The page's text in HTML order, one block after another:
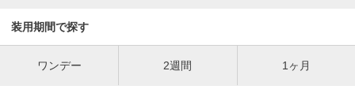
装用期間で探す
ワンデー 2週間 1ヶ月